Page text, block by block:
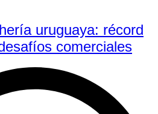
uruguaya: récord
comerciales